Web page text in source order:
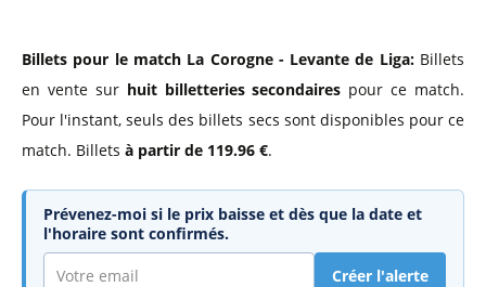
Billets pour le match La Corogne - Levante de Liga:Billets
en vente sur huit billetteries secondaires pour ce match.
Pour l'instant, seuls des billets secs sont disponibles pour ce
match. Billets à partir de 119.96 €.
Prévenez-moi si le prix baisse et dès que la date et
l'horaire sont confirmés.
Créer l'alerte